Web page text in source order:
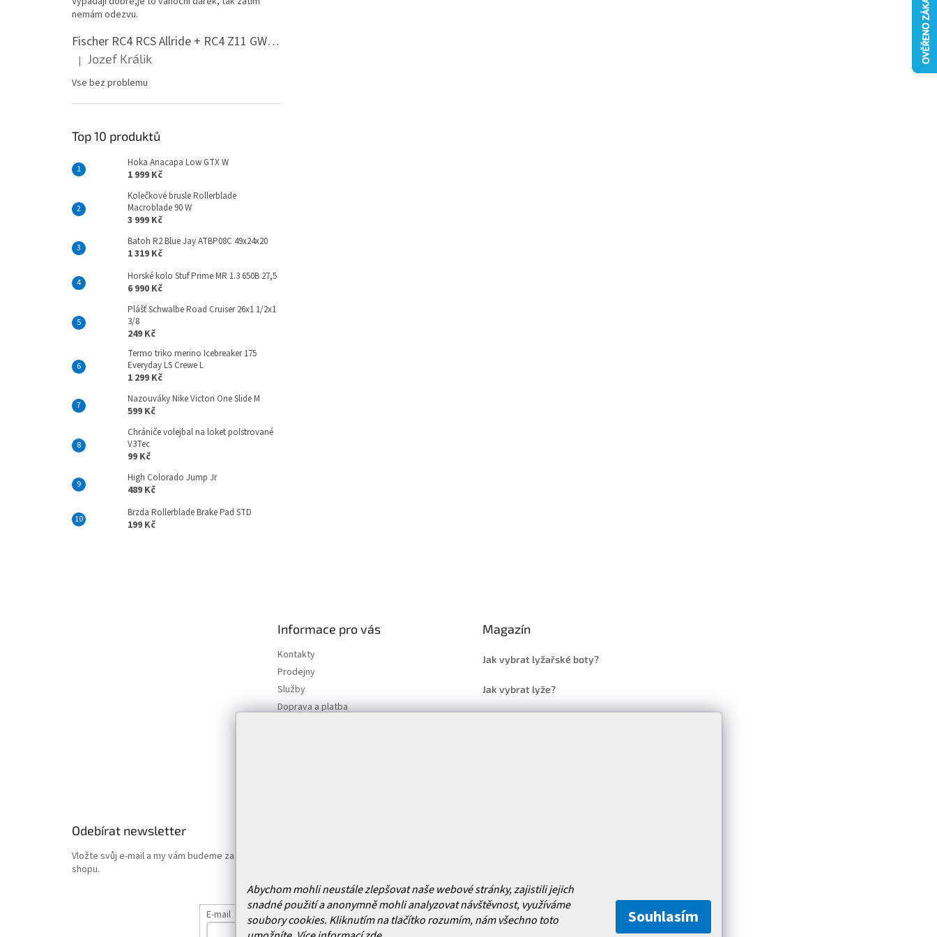
Abychom mohli neustále zlepšovat naše webové stránky, zajistili jejich
snadné použití a anonymně mohli analyzovat návštěvnost, využíváme
soubory cookies. Kliknutím na tlačítko rozumím, nám všechno toto
Souhlasím
nemám odezvu.
Fischer RC4 RCS Allride + RC4 Z11 GW PR
Hodnocení produktu je 5 z 5 hvězdiček.
| Jozef Králik
Vse bez problemu
Top 10 produktů
Hoka Anacapa Low GTX W
1 999 Kč
Kolečkové brusle Rollerblade
Macroblade 90 W
3 999 Kč
Batoh R2 Blue Jay ATBP08C 49x24x20
1 319 Kč
Horské kolo Stuf Prime MR 1.3 650B 27,5
6 990 Kč
Plášť Schwalbe Road Cruiser 26x1 1/2x1
3/8
249 Kč
Termo triko merino Icebreaker 175
Everyday LS Crewe L
1 299 Kč
Nazouváky Nike Victori One Slide M
599 Kč
Chrániče volejbal na loket polstrované
V3Tec
99 Kč
High Colorado Jump Jr
489 Kč
Brzda Rollerblade Brake Pad STD
199 Kč
Informace pro vás
Kontakty
Prodejny
Služby
Doprava a platba
Magazín
Jak vybrat lyžařské boty?
Jak vybrat lyže?
Odebírat newsletter
Vložte svůj e-mail a my vám budeme zasílat informace o nových produktech na našem e-
shopu.
E-mail